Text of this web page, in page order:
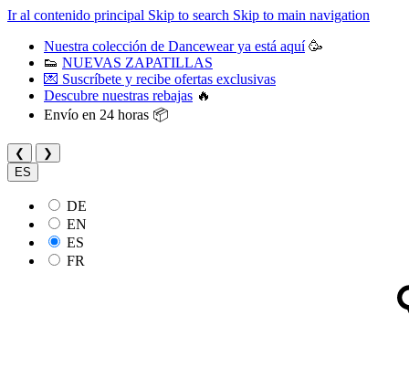
Ir al contenido principal Skip to search Skip to main navigation
Nuestra colección de Dancewear ya está aquí🥳
👟 NUEVAS ZAPATILLAS
💌 Suscríbete y recibe ofertas exclusivas
Descubre nuestras rebajas 🔥
Envío en 24 horas 📦
❮
❯
ES
DE
EN
ES
FR